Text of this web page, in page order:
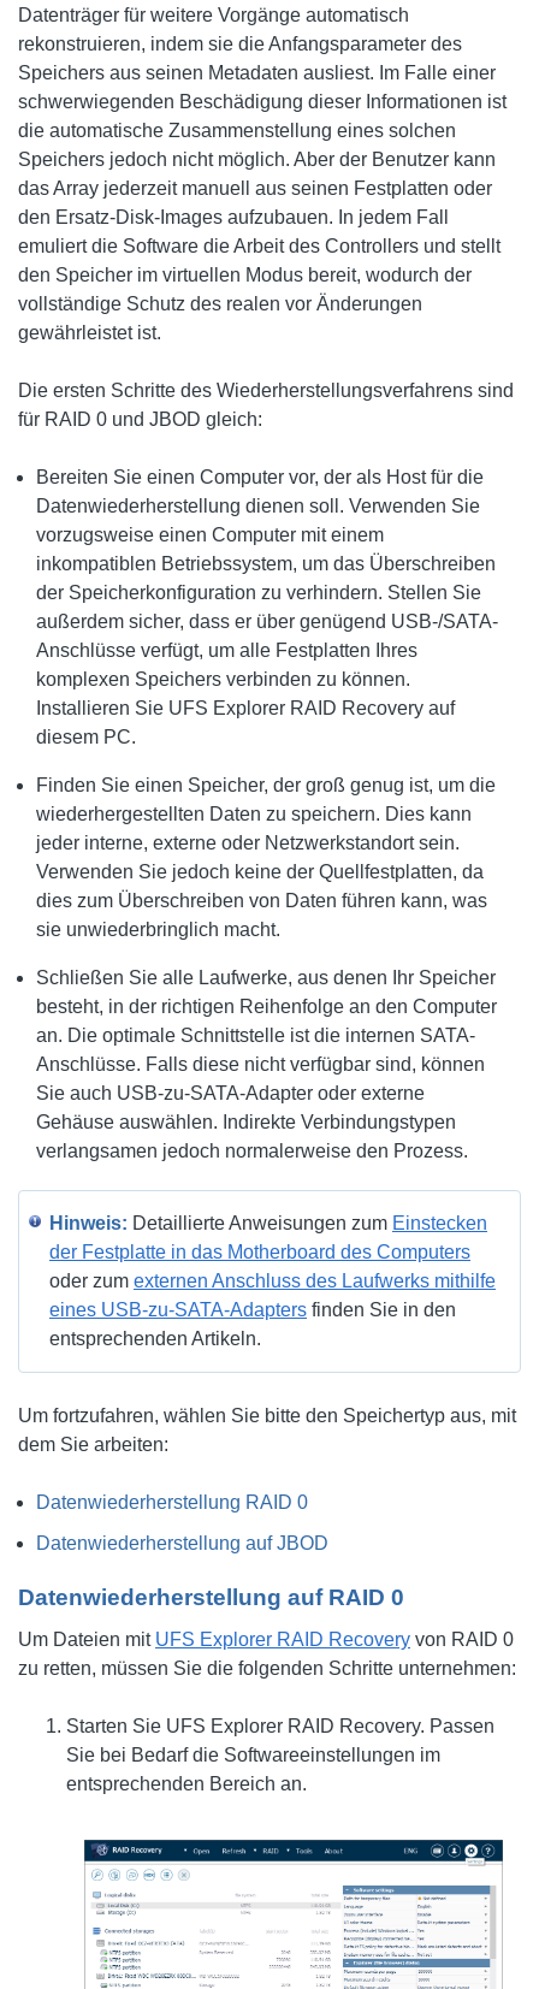
Datenträger für weitere Vorgänge automatisch
rekonstruieren, indem sie die Anfangsparameter des
Speichers aus seinen Metadaten ausliest. Im Falle einer
schwerwiegenden Beschädigung dieser Informationen ist
die automatische Zusammenstellung eines solchen
Speichers jedoch nicht möglich. Aber der Benutzer kann
das Array jederzeit manuell aus seinen Festplatten oder
den Ersatz-Disk-Images aufzubauen. In jedem Fall
emuliert die Software die Arbeit des Controllers und stellt
den Speicher im virtuellen Modus bereit, wodurch der
vollständige Schutz des realen vor Änderungen
gewährleistet ist.
Die ersten Schritte des Wiederherstellungsverfahrens sind
für RAID 0 und JBOD gleich:
Bereiten Sie einen Computer vor, der als Host für die
Datenwiederherstellung dienen soll. Verwenden Sie
vorzugsweise einen Computer mit einem
inkompatiblen Betriebssystem, um das Überschreiben
der Speicherkonfiguration zu verhindern. Stellen Sie
außerdem sicher, dass er über genügend USB-/SATA-
Anschlüsse verfügt, um alle Festplatten Ihres
komplexen Speichers verbinden zu können.
Installieren Sie UFS Explorer RAID Recovery auf
diesem PC.
Finden Sie einen Speicher, der groß genug ist, um die
wiederhergestellten Daten zu speichern. Dies kann
jeder interne, externe oder Netzwerkstandort sein.
Verwenden Sie jedoch keine der Quellfestplatten, da
dies zum Überschreiben von Daten führen kann, was
sie unwiederbringlich macht.
Schließen Sie alle Laufwerke, aus denen Ihr Speicher
besteht, in der richtigen Reihenfolge an den Computer
an. Die optimale Schnittstelle ist die internen SATA-
Anschlüsse. Falls diese nicht verfügbar sind, können
Sie auch USB-zu-SATA-Adapter oder externe
Gehäuse auswählen. Indirekte Verbindungstypen
verlangsamen jedoch normalerweise den Prozess.
Hinweis: Detaillierte Anweisungen zum Einstecken
der Festplatte in das Motherboard des Computers
oder zum externen Anschluss des Laufwerks mithilfe
eines USB-zu-SATA-Adapters finden Sie in den
entsprechenden Artikeln.
Um fortzufahren, wählen Sie bitte den Speichertyp aus, mit
dem Sie arbeiten:
Datenwiederherstellung RAID 0
Datenwiederherstellung auf JBOD
Datenwiederherstellung auf RAID 0
Um Dateien mit UFS Explorer RAID Recovery von RAID 0
zu retten, müssen Sie die folgenden Schritte unternehmen:
Starten Sie UFS Explorer RAID Recovery. Passen
Sie bei Bedarf die Softwareeinstellungen im
entsprechenden Bereich an.